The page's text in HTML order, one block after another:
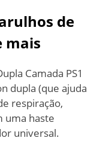
de
mais
Camada PS1
dupla (que ajuda
respiração,
uma haste
universal.